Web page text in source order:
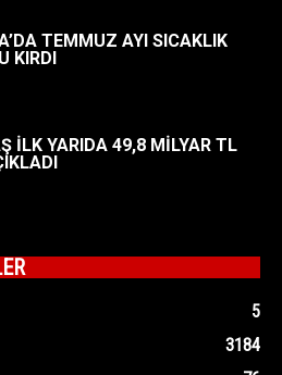
TEMMUZ AYI SICAKLIK
KIRDI
İLK YARIDA 49,8 MİLYAR TL
5
3184